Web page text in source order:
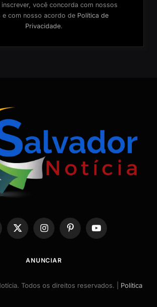
inscrever, você concorda com nossos
e com nosso acordo de Política de
Privacidade.
X
(Twitter)
InstagramPinterestYouTube
ANUNCIAR
Todos os direitos reservados. | Política